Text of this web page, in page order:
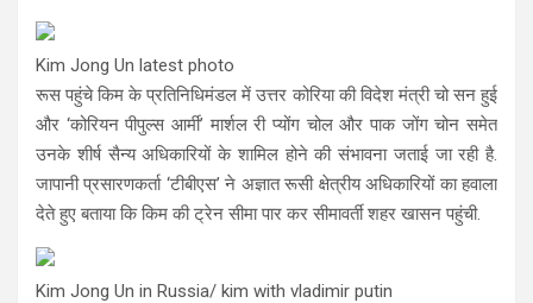
Kim Jong Un latest photo
रूस पहुंचे किम के प्रतिनिधिमंडल में उत्तर कोरिया की विदेश मंत्री चो सन हुई
और ‘कोरियन पीपुल्स आर्मी’ मार्शल री प्योंग चोल और पाक जोंग चोन समेत
उनके शीर्ष सैन्य अधिकारियों के शामिल होने की संभावना जताई जा रही है.
जापानी प्रसारणकर्ता ‘टीबीएस’ ने अज्ञात रूसी क्षेत्रीय अधिकारियों का हवाला
देते हुए बताया कि किम की ट्रेन सीमा पार कर सीमावर्ती शहर खासन पहुंची.
Kim Jong Un in Russia/ kim with vladimir putin